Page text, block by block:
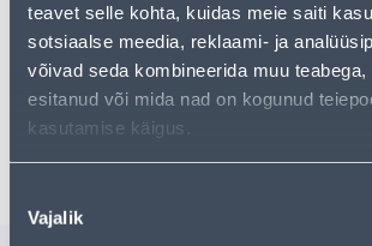
teavet selle kohta, kuidas meie saiti
sotsiaalse meedia, reklaami- ja
võivad seda kombineerida muu
esitanud või mida nad on kogunud
kasutamise käigus.
valik
Vajalik
Eeldatav kojuvedu 3,69 € al. 2-5 tööpäeva
Tarne pakiautomaati al. 2,29 € al. 2-5
Poest kätte, alates 10.08.2026